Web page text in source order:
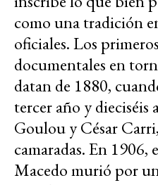
como una tradición
oficiales. Los
documentales en
datan de 1880,
tercer año y dieciséis
Goulou y César
camaradas. En
Macedo murió por